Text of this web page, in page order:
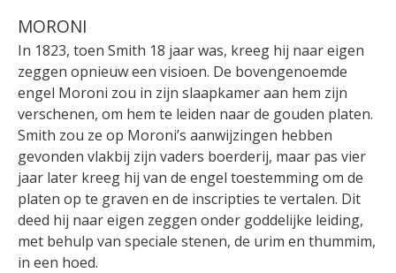
MORONI
In 1823, toen Smith 18 jaar was, kreeg hij naar eigen
zeggen opnieuw een visioen. De bovengenoemde
engel Moroni zou in zijn slaapkamer aan hem zijn
verschenen, om hem te leiden naar de gouden platen.
Smith zou ze op Moroni’s aanwijzingen hebben
gevonden vlakbij zijn vaders boerderij, maar pas vier
jaar later kreeg hij van de engel toestemming om de
platen op te graven en de inscripties te vertalen. Dit
deed hij naar eigen zeggen onder goddelijke leiding,
met behulp van speciale stenen, de urim en thummim,
in een hoed.